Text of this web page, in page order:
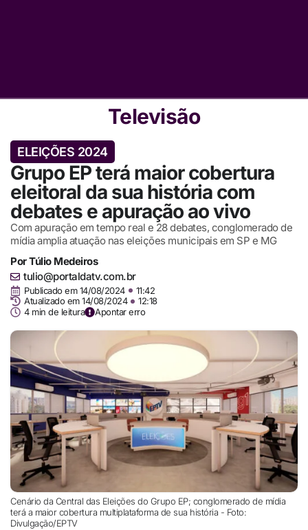
Televisão
ELEIÇÕES 2024
Grupo EP terá maior cobertura
eleitoral da sua história com
debates e apuração ao vivo
Com apuração em tempo real e 28 debates, conglomerado de
mídia amplia atuação nas eleições municipais em SP e MG
PorTúlio Medeiros
tulio@portaldatv.com.br
Publicado em 14/08/2024
11:42
Atualizado em 14/08/2024
12:18
4 min de leitura
Apontar erro
Cenário da Central das Eleições do Grupo EP; conglomerado de mídia
terá a maior cobertura multiplataforma de sua história - Foto:
Divulgação/EPTV